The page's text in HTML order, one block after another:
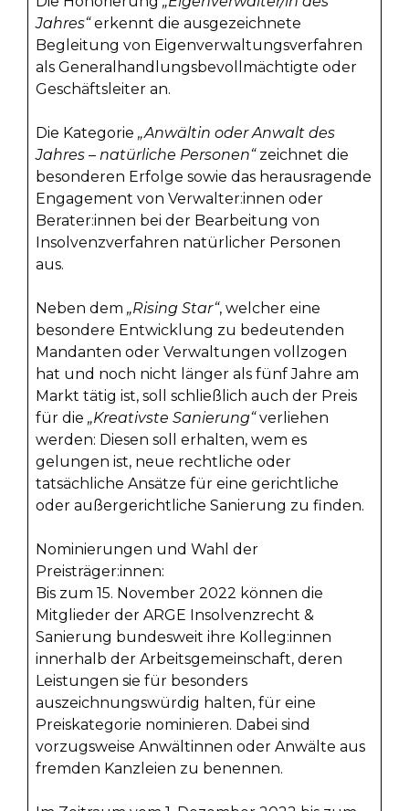
Jahres“erkennt die ausgezeichnete
Begleitung von Eigenverwaltungsverfahren
als Generalhandlungsbevollmächtigte oder
Geschäftsleiter an.
Die Kategorie „Anwältin oder Anwalt des
Jahres – natürliche Personen“zeichnet die
besonderen Erfolge sowie das herausragende
Engagement von Verwalter:innen oder
Berater:innen bei der Bearbeitung von
Insolvenzverfahren natürlicher Personen
aus.
Neben dem „Rising Star“, welcher eine
besondere Entwicklung zu bedeutenden
Mandanten oder Verwaltungen vollzogen
hat und noch nicht länger als fünf Jahre am
Markt tätig ist, soll schließlich auch der Preis
für die „Kreativste Sanierung“verliehen
werden: Diesen soll erhalten, wem es
gelungen ist, neue rechtliche oder
tatsächliche Ansätze für eine gerichtliche
oder außergerichtliche Sanierung zu finden.
Nominierungen und Wahl der
Preisträger:innen:
Bis zum 15. November 2022 können die
Mitglieder der ARGE Insolvenzrecht &
Sanierung bundesweit ihre Kolleg:innen
innerhalb der Arbeitsgemeinschaft, deren
Leistungen sie für besonders
auszeichnungswürdig halten, für eine
Preiskategorie nominieren. Dabei sind
vorzugsweise Anwältinnen oder Anwälte aus
fremden Kanzleien zu benennen.